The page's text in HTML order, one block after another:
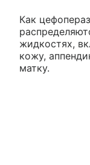
Как
жидкостях,
кожу,
матку.